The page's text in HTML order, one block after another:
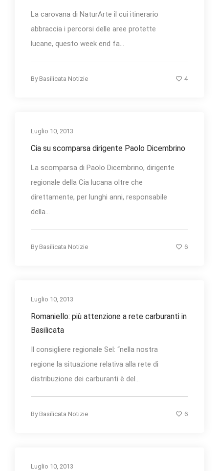
La carovana di NaturArte il cui itinerario
abbraccia i percorsi delle aree protette
lucane, questo week end fa...
By Basilicata Notizie 4
Luglio 10, 2013
Cia su scomparsa dirigente Paolo Dicembrino
La scomparsa di Paolo Dicembrino, dirigente
regionale della Cia lucana oltre che
direttamente, per lunghi anni, responsabile
della...
By Basilicata Notizie 6
Luglio 10, 2013
Romaniello: più attenzione a rete carburanti in
Basilicata
Il consigliere regionale Sel: “nella nostra
regione la situazione relativa alla rete di
distribuzione dei carburanti è del...
By Basilicata Notizie 6
Luglio 10, 2013